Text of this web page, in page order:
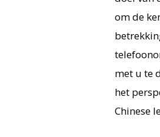
om de
met u te
het
Chinese